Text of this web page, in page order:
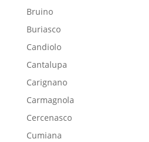
Bruino
Buriasco
Candiolo
Cantalupa
Carignano
Carmagnola
Cercenasco
Cumiana